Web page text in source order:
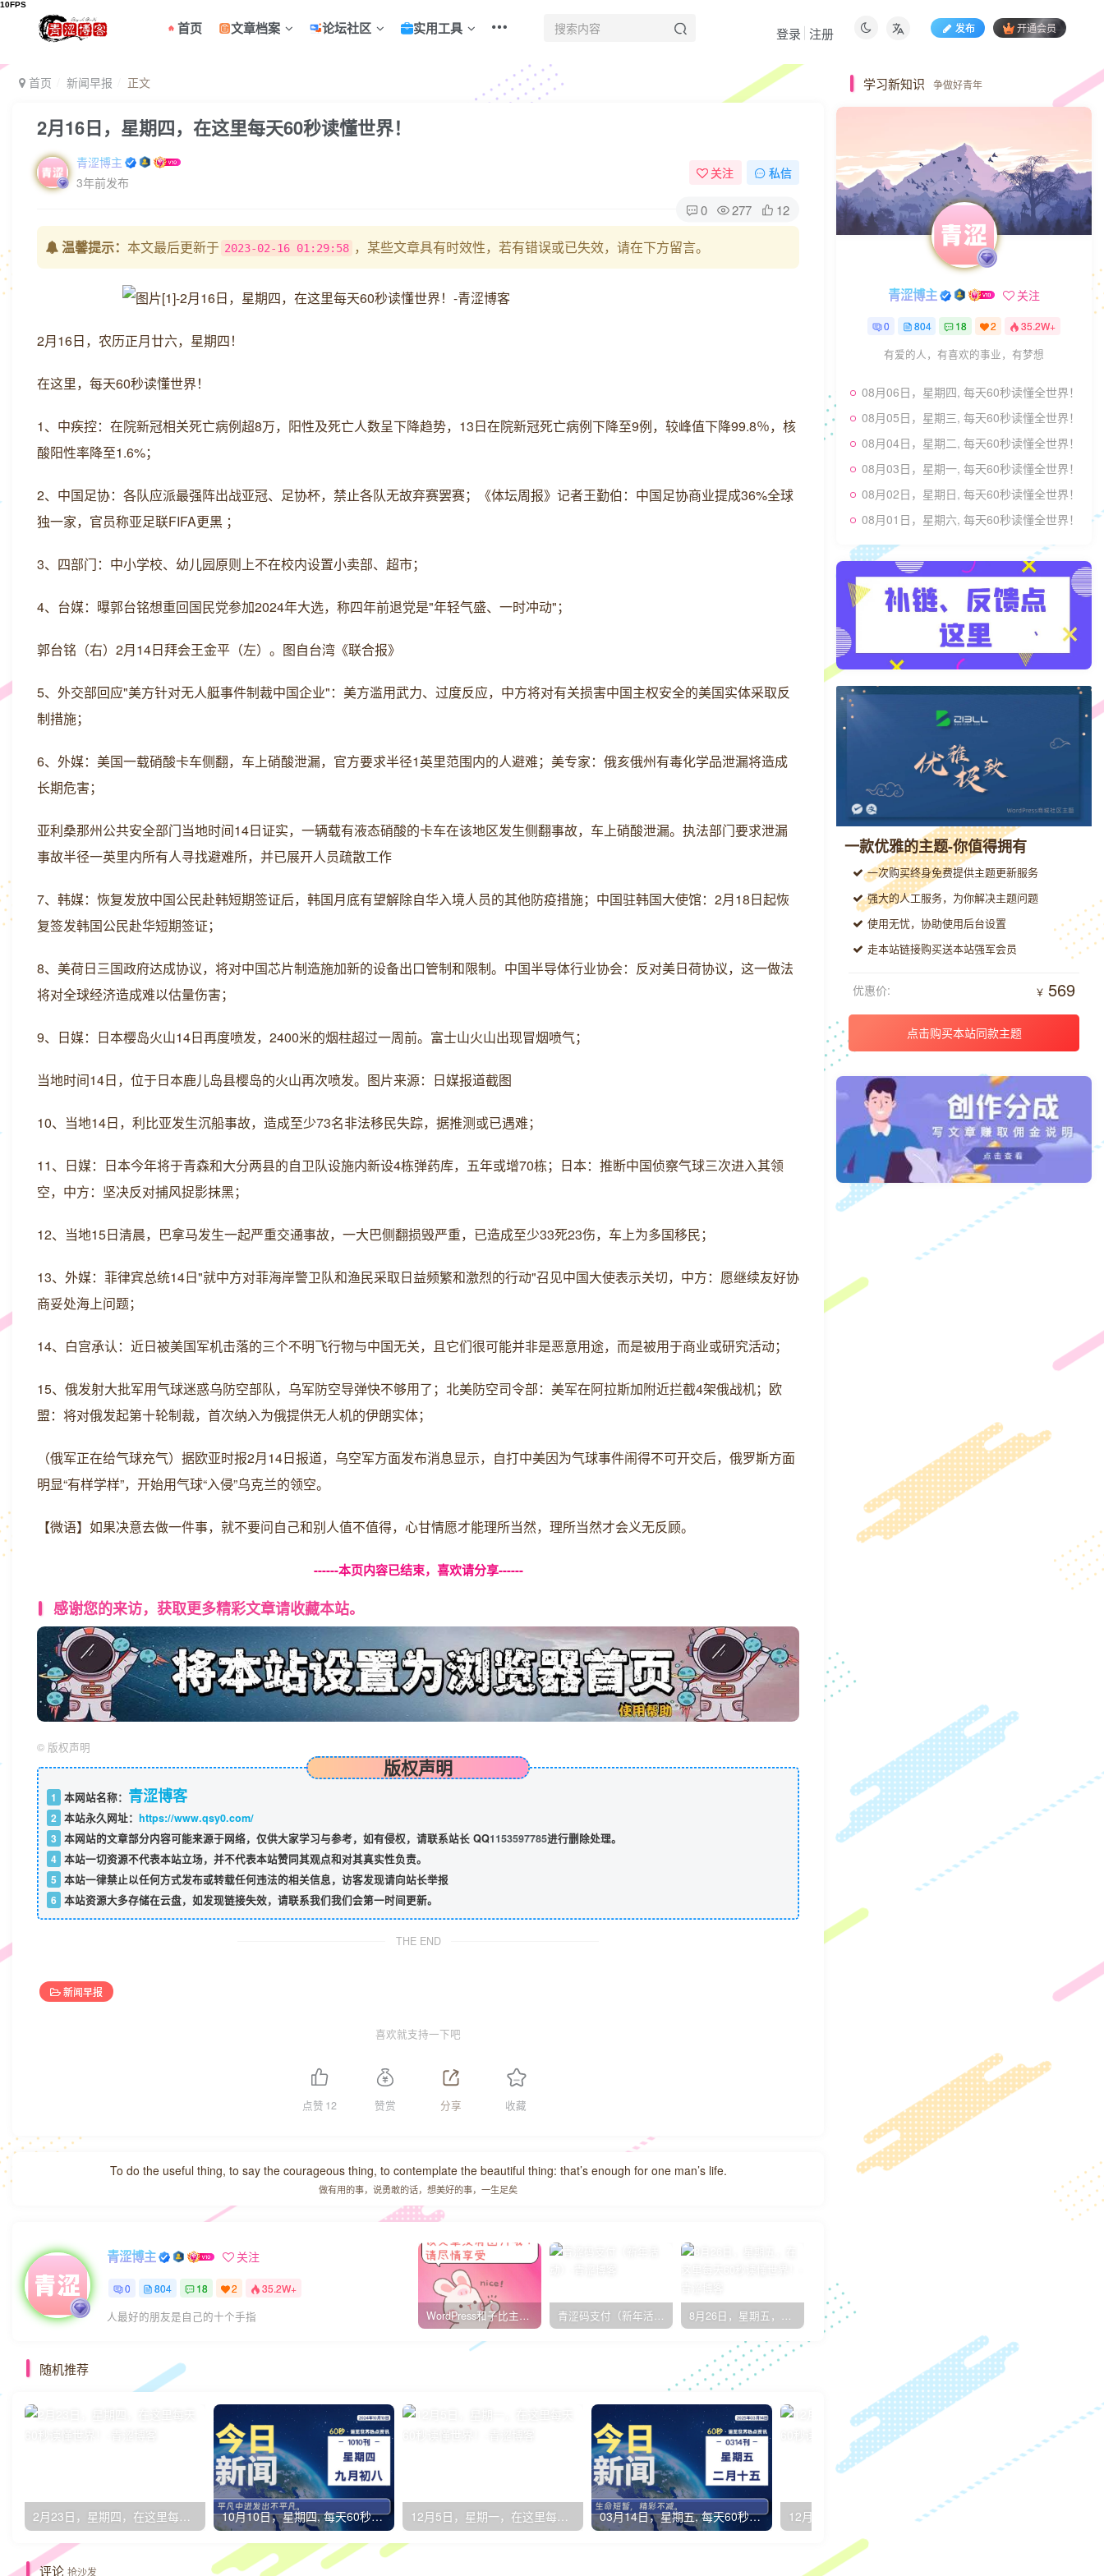
首页 文章档案 论坛社区 实用工具 发布 开通会员
登录 注册
首页 新闻早报 正文
2月16日，星期四，在这里每天60秒读懂世界！
青涩博主
3年前发布
关注 私信
0 277 12
温馨提示： 本文最后更新于 2023-02-16 01:29:58 ，某些文章具有时效性，若有错误或已失效，请在下方留言。
2月16日，农历正月廿六，星期四！
在这里，每天60秒读懂世界！
1、中疾控：在院新冠相关死亡病例超8万，阳性及死亡人数呈下降趋势，13日在院新冠死亡病例下降至9例，较峰值下降99.8％，核
酸阳性率降至1.6%；
2、中国足协：各队应派最强阵出战亚冠、足协杯，禁止各队无故弃赛罢赛；《体坛周报》记者王勤伯：中国足协商业提成36%全球
独一家，官员称亚足联FIFA更黑 ；
3、四部门：中小学校、幼儿园原则上不在校内设置小卖部、超市；
4、台媒：曝郭台铭想重回国民党参加2024年大选，称四年前退党是"年轻气盛、一时冲动"；
郭台铭（右）2月14日拜会王金平（左）。图自台湾《联合报》
5、外交部回应"美方针对无人艇事件制裁中国企业"：美方滥用武力、过度反应，中方将对有关损害中国主权安全的美国实体采取反
制措施；
6、外媒：美国一载硝酸卡车侧翻，车上硝酸泄漏，官方要求半径1英里范围内的人避难；美专家：俄亥俄州有毒化学品泄漏将造成
长期危害；
亚利桑那州公共安全部门当地时间14日证实，一辆载有液态硝酸的卡车在该地区发生侧翻事故，车上硝酸泄漏。执法部门要求泄漏
事故半径一英里内所有人寻找避难所，并已展开人员疏散工作
7、韩媒：恢复发放中国公民赴韩短期签证后，韩国月底有望解除自华入境人员的其他防疫措施；中国驻韩国大使馆：2月18日起恢
复签发韩国公民赴华短期签证；
8、美荷日三国政府达成协议，将对中国芯片制造施加新的设备出口管制和限制。中国半导体行业协会：反对美日荷协议，这一做法
将对全球经济造成难以估量伤害；
9、日媒：日本樱岛火山14日再度喷发，2400米的烟柱超过一周前。富士山火山出现冒烟喷气；
当地时间14日，位于日本鹿儿岛县樱岛的火山再次喷发。图片来源：日媒报道截图
10、当地14日，利比亚发生沉船事故，造成至少73名非法移民失踪，据推测或已遇难；
11、日媒：日本今年将于青森和大分两县的自卫队设施内新设4栋弹药库，五年或增70栋；日本：推断中国侦察气球三次进入其领
空，中方：坚决反对捕风捉影抹黑；
12、当地15日清晨，巴拿马发生一起严重交通事故，一大巴侧翻损毁严重，已造成至少33死23伤，车上为多国移民；
13、外媒：菲律宾总统14日"就中方对菲海岸警卫队和渔民采取日益频繁和激烈的行动"召见中国大使表示关切，中方：愿继续友好协
商妥处海上问题；
14、白宫承认：近日被美国军机击落的三个不明飞行物与中国无关，且它们很可能并非是恶意用途，而是被用于商业或研究活动；
15、俄发射大批军用气球迷惑乌防空部队，乌军防空导弹快不够用了；北美防空司令部：美军在阿拉斯加附近拦截4架俄战机；欧
盟：将对俄发起第十轮制裁，首次纳入为俄提供无人机的伊朗实体；
（俄军正在给气球充气）据欧亚时报2月14日报道，乌空军方面发布消息显示，自打中美因为气球事件闹得不可开交后，俄罗斯方面
明显“有样学样”，开始用气球“入侵”乌克兰的领空。
【微语】如果决意去做一件事，就不要问自己和别人值不值得，心甘情愿才能理所当然，理所当然才会义无反顾。
------本页内容已结束，喜欢请分享------
感谢您的来访，获取更多精彩文章请收藏本站。
© 版权声明
版权声明
1 本网站名称： 青涩博客
2 本站永久网址： https://www.qsy0.com/
3 本网站的文章部分内容可能来源于网络，仅供大家学习与参考，如有侵权，请联系站长 QQ1153597785进行删除处理。
4 本站一切资源不代表本站立场，并不代表本站赞同其观点和对其真实性负责。
5 本站一律禁止以任何方式发布或转载任何违法的相关信息，访客发现请向站长举报
6 本站资源大多存储在云盘，如发现链接失效，请联系我们我们会第一时间更新。
THE END
新闻早报
喜欢就支持一下吧
点赞 12 赞赏 分享 收藏
To do the useful thing, to say the courageous thing, to contemplate the beautiful thing: that’s enough for one man’s life.
做有用的事，说勇敢的话，想美好的事，一生足矣
青涩博主 关注
0 804 18 2 35.2W+
人最好的朋友是自己的十个手指 WordPress和子比主题模板&网站美化方法教程-已更新到:23-01-8 青涩码支付（新年活动） 8月26日，星期五，在这里每天60秒读懂世界！
随机推荐
10月10日，星期四, 每天60秒读懂全世界！ 03月14日，星期五, 每天60秒读懂全世界！
评论 抢沙发
学习新知识 争做好青年
青涩博主 关注
0 804 18 2 35.2W+
有爱的人，有喜欢的事业，有梦想
08月06日，星期四, 每天60秒读懂全世界！
08月05日，星期三, 每天60秒读懂全世界！
08月04日，星期二, 每天60秒读懂全世界！
08月03日，星期一, 每天60秒读懂全世界！
08月02日，星期日, 每天60秒读懂全世界！
08月01日，星期六, 每天60秒读懂全世界！
一款优雅的主题-你值得拥有
一次购买终身免费提供主题更新服务
强大的人工服务，为你解决主题问题
使用无忧，协助使用后台设置
走本站链接购买送本站强军会员
￥ 569
优惠价:
点击购买本站同款主题